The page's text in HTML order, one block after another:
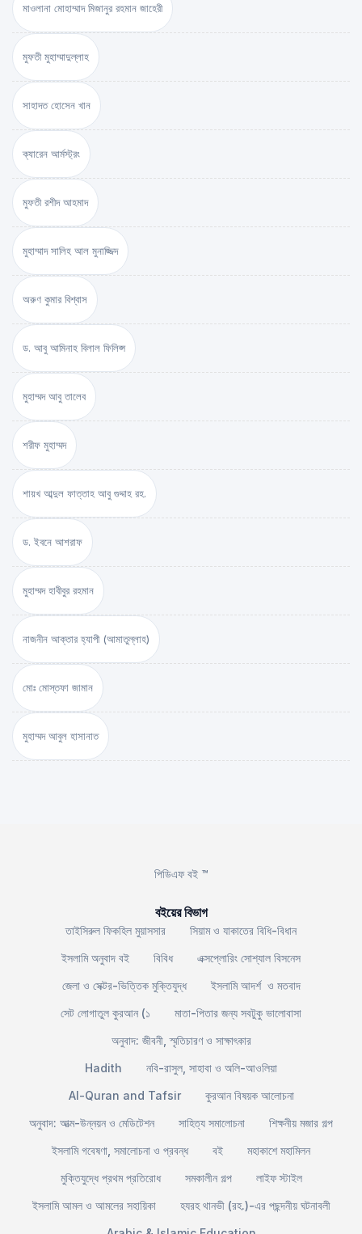
মাওলানা মোহাম্মাদ মিজানুর রহমান জাহেরী
মুফতী মুহাম্মাদুল্লাহ
সাহাদত হোসেন খান
ক্যারেন আর্মস্ট্রং
মুফতী রশীদ আহমাদ
মুহাম্মাদ সালিহ আল মুনাজ্জিদ
অরুণ কুমার বিশ্বাস
ড. আবু আমিনাহ বিলাল ফিলিপ্স
মুহাম্মদ আবু তালেব
শরীফ মুহাম্মদ
শায়খ আব্দুল ফাত্তাহ আবু গুদ্দাহ রহ.
ড. ইবনে আশরাফ
মুহাম্মদ হাবীবুর রহমান
নাজনীন আক্তার হ্যাপী (আমাতুল্লাহ)
মোঃ মোস্তফা জামান
মুহাম্মদ আবুল হাসানাত
পিডিএফ বই ™
বইয়ের বিভাগ
তাইসিরুল ফিকহিল মুয়াসসার
সিয়াম ও যাকাতের বিধি-বিধান
ইসলামি অনুবাদ বই
বিবিধ
এক্সপ্লোরিং সোশ্যাল বিসনেস
জেলা ও সেক্টর-ভিত্তিক মুক্তিযুদ্ধ
ইসলামি আদর্শ ও মতবাদ
সেট লোগাতুল কুরআন (১
মাতা-পিতার জন্য সবটুকু ভালোবাসা
অনুবাদ: জীবনী, স্মৃতিচারণ ও সাক্ষাৎকার
Hadith
নবি-রাসুল, সাহাবা ও অলি-আওলিয়া
Al-Quran and Tafsir
কুরআন বিষয়ক আলোচনা
অনুবাদ: আত্ম-উন্নয়ন ও মেডিটেশন
সাহিত্য সমালোচনা
শিক্ষনীয় মজার গল্প
ইসলামি গবেষণা, সমালোচনা ও প্রবন্ধ
বই
মহাকাশে মহামিলন
মুক্তিযুদ্ধে প্রথম প্রতিরোধ
সমকালীন গল্প
লাইফ স্টাইল
ইসলামি আমল ও আমলের সহায়িকা
হযরহ থানভী (রহ.)-এর পছন্দনীয় ঘটনাবলী